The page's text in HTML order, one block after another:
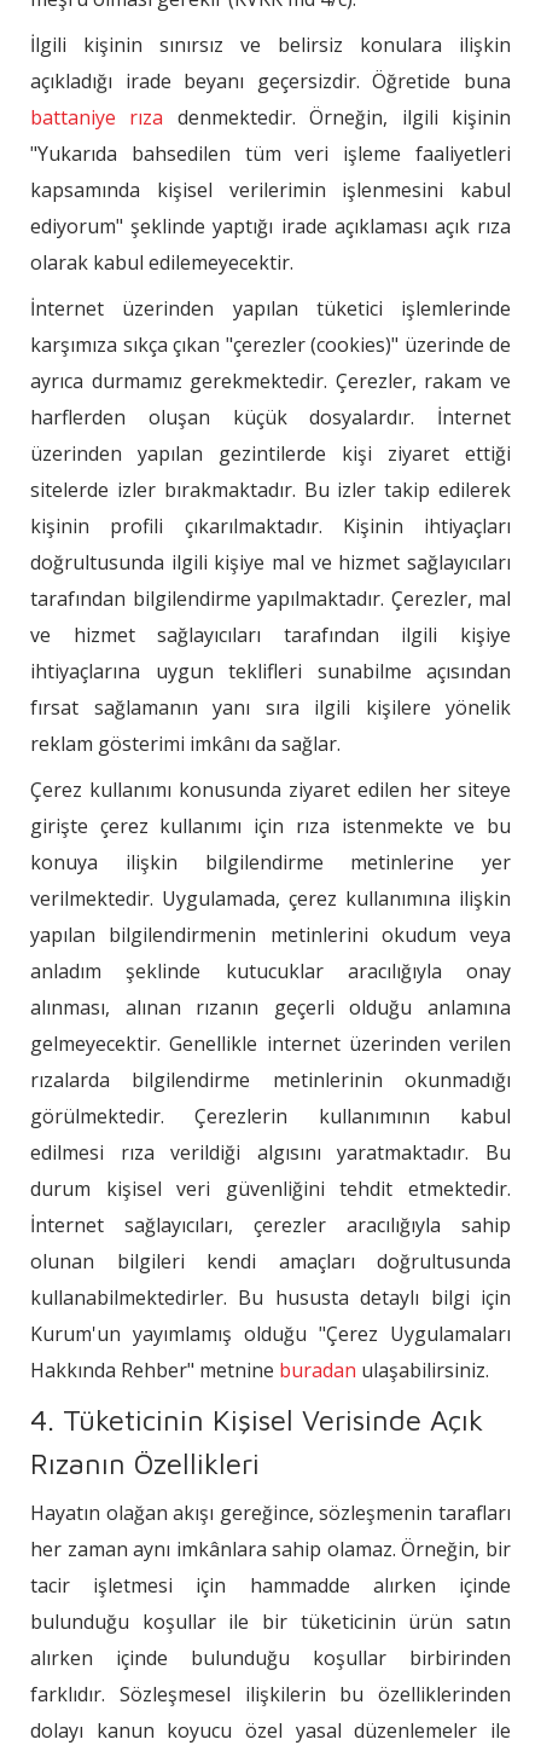
İlgili kişinin sınırsız ve belirsiz konulara ilişkin
açıkladığı irade beyanı geçersizdir. Öğretide buna
battaniye rıza denmektedir. Örneğin, ilgili kişinin
"Yukarıda bahsedilen tüm veri işleme faaliyetleri
kapsamında kişisel verilerimin işlenmesini kabul
ediyorum" şeklinde yaptığı irade açıklaması açık rıza
olarak kabul edilemeyecektir.
İnternet üzerinden yapılan tüketici işlemlerinde
karşımıza sıkça çıkan "çerezler (cookies)" üzerinde de
ayrıca durmamız gerekmektedir. Çerezler, rakam ve
harflerden oluşan küçük dosyalardır. İnternet
üzerinden yapılan gezintilerde kişi ziyaret ettiği
sitelerde izler bırakmaktadır. Bu izler takip edilerek
kişinin profili çıkarılmaktadır. Kişinin ihtiyaçları
doğrultusunda ilgili kişiye mal ve hizmet sağlayıcıları
tarafından bilgilendirme yapılmaktadır. Çerezler, mal
ve hizmet sağlayıcıları tarafından ilgili kişiye
ihtiyaçlarına uygun teklifleri sunabilme açısından
fırsat sağlamanın yanı sıra ilgili kişilere yönelik
reklam gösterimi imkânı da sağlar.
Çerez kullanımı konusunda ziyaret edilen her siteye
girişte çerez kullanımı için rıza istenmekte ve bu
konuya ilişkin bilgilendirme metinlerine yer
verilmektedir. Uygulamada, çerez kullanımına ilişkin
yapılan bilgilendirmenin metinlerini okudum veya
anladım şeklinde kutucuklar aracılığıyla onay
alınması, alınan rızanın geçerli olduğu anlamına
gelmeyecektir. Genellikle internet üzerinden verilen
rızalarda bilgilendirme metinlerinin okunmadığı
görülmektedir. Çerezlerin kullanımının kabul
edilmesi rıza verildiği algısını yaratmaktadır. Bu
durum kişisel veri güvenliğini tehdit etmektedir.
İnternet sağlayıcıları, çerezler aracılığıyla sahip
olunan bilgileri kendi amaçları doğrultusunda
kullanabilmektedirler. Bu hususta detaylı bilgi için
Kurum'un yayımlamış olduğu "Çerez Uygulamaları
Hakkında Rehber" metnine buradan ulaşabilirsiniz.
4. Tüketicinin Kişisel Verisinde Açık
Rızanın Özellikleri
Hayatın olağan akışı gereğince, sözleşmenin tarafları
her zaman aynı imkânlara sahip olamaz. Örneğin, bir
tacir işletmesi için hammadde alırken içinde
bulunduğu koşullar ile bir tüketicinin ürün satın
alırken içinde bulunduğu koşullar birbirinden
farklıdır. Sözleşmesel ilişkilerin bu özelliklerinden
dolayı kanun koyucu özel yasal düzenlemeler ile